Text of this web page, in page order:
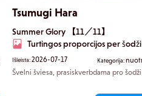
Tsumugi Hara
Summer Glory 【11／11】
Turtingos proporcijos per
Išleista:2026-07-17 Kategorija:
Švelni šviesa, prasiskverbdama pro šodži